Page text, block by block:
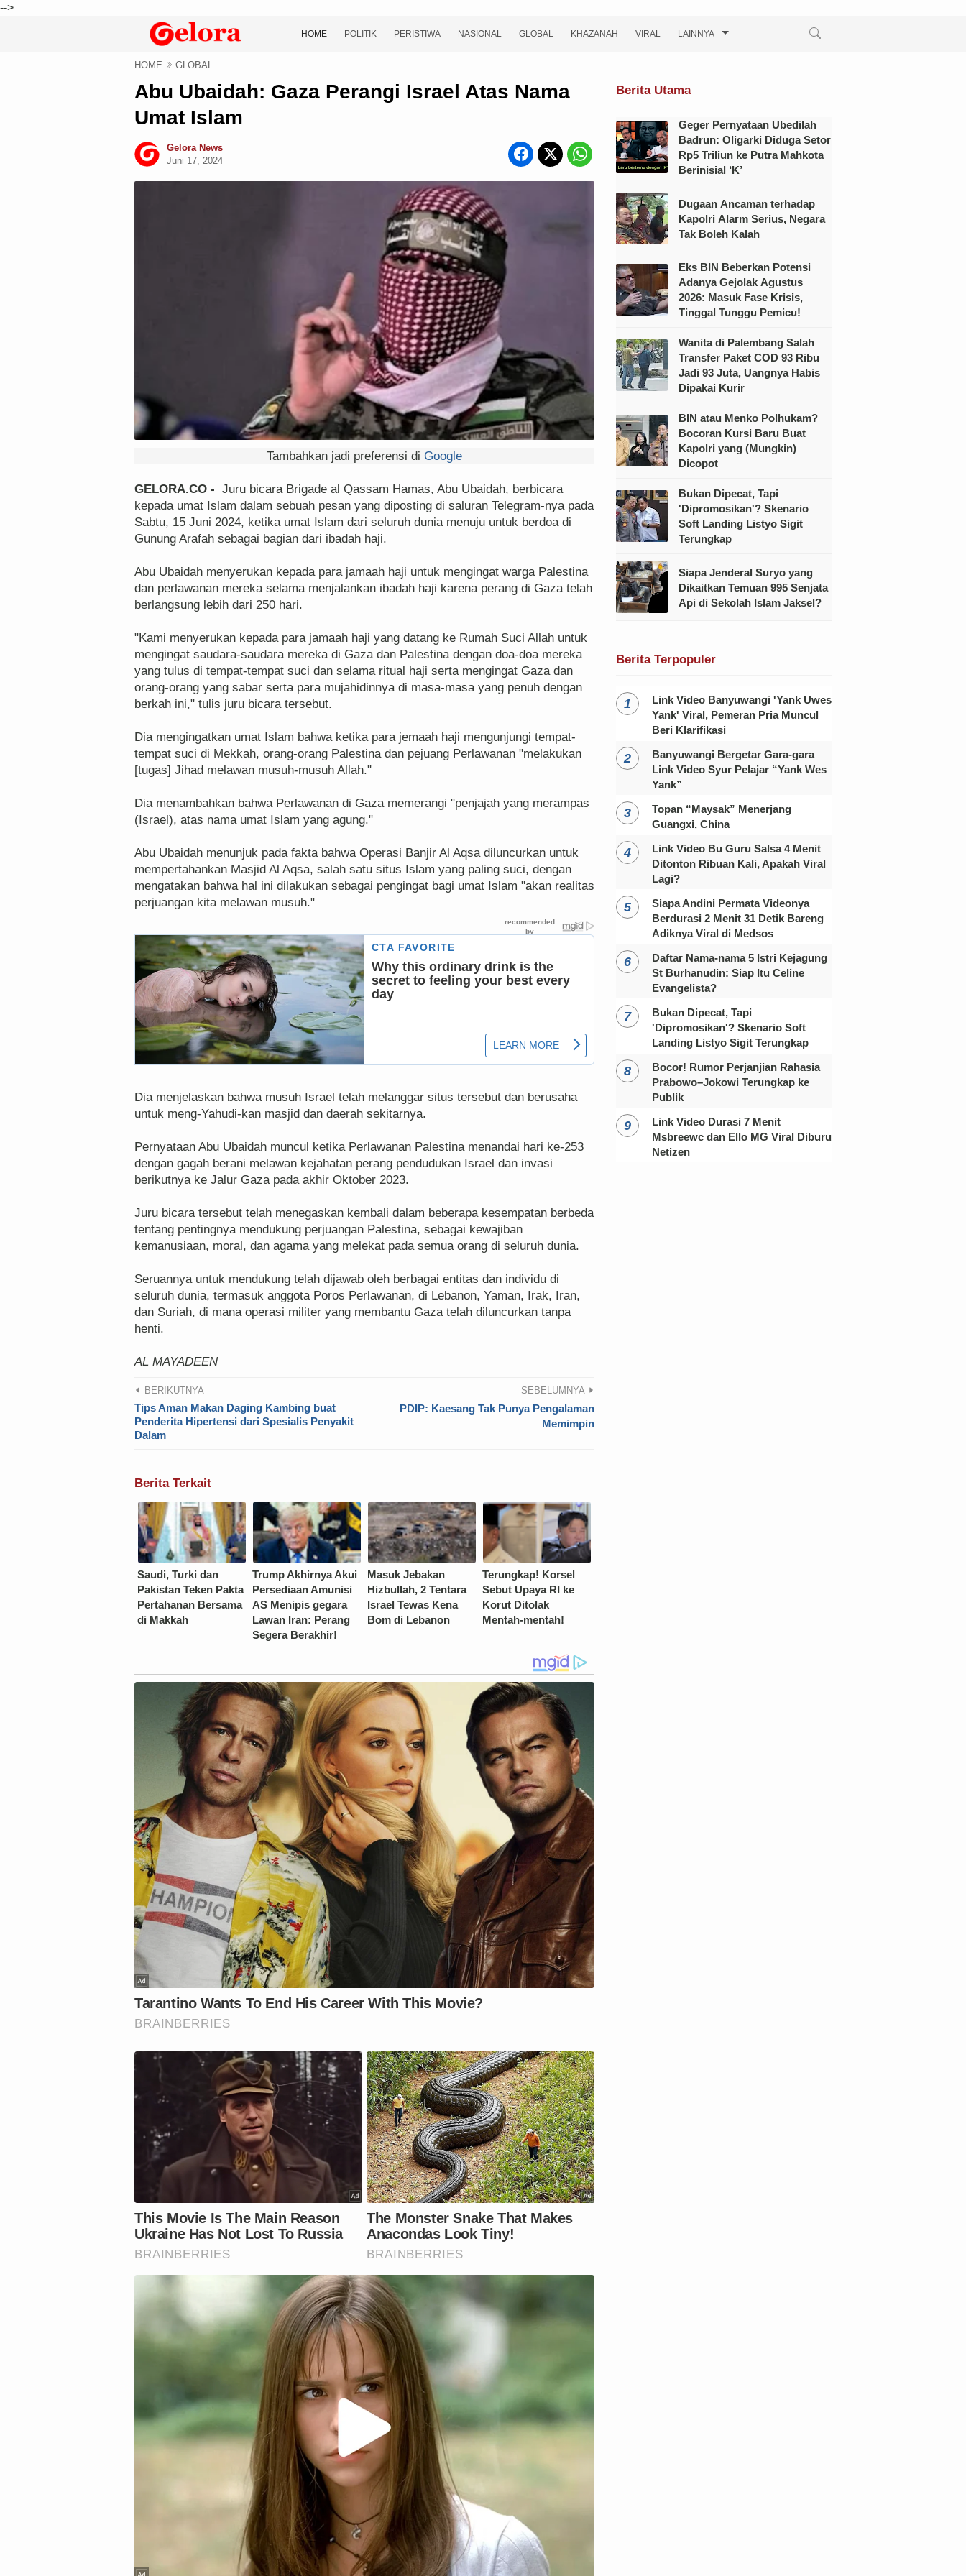
-->
HOME POLITIK PERISTIWA NASIONAL GLOBAL KHAZANAH VIRAL LAINNYA
HOME GLOBAL
Abu Ubaidah: Gaza Perangi Israel Atas Nama
Umat Islam
Gelora News
Juni 17, 2024
Tambahkan jadi preferensi di Google
GELORA.CO - Juru bicara Brigade al Qassam Hamas, Abu Ubaidah, berbicara
kepada umat Islam dalam sebuah pesan yang diposting di saluran Telegram-nya pada
Sabtu, 15 Juni 2024, ketika umat Islam dari seluruh dunia menuju untuk berdoa di
Gunung Arafah sebagai bagian dari ibadah haji.
Abu Ubaidah menyerukan kepada para jamaah haji untuk mengingat warga Palestina
dan perlawanan mereka selama menjalankan ibadah haji karena perang di Gaza telah
berlangsung lebih dari 250 hari.
"Kami menyerukan kepada para jamaah haji yang datang ke Rumah Suci Allah untuk
mengingat saudara-saudara mereka di Gaza dan Palestina dengan doa-doa mereka
yang tulus di tempat-tempat suci dan selama ritual haji serta mengingat Gaza dan
orang-orang yang sabar serta para mujahidinnya di masa-masa yang penuh dengan
berkah ini," tulis juru bicara tersebut.
Dia mengingatkan umat Islam bahwa ketika para jemaah haji mengunjungi tempat-
tempat suci di Mekkah, orang-orang Palestina dan pejuang Perlawanan "melakukan
[tugas] Jihad melawan musuh-musuh Allah."
Dia menambahkan bahwa Perlawanan di Gaza memerangi "penjajah yang merampas
(Israel), atas nama umat Islam yang agung."
Abu Ubaidah menunjuk pada fakta bahwa Operasi Banjir Al Aqsa diluncurkan untuk
mempertahankan Masjid Al Aqsa, salah satu situs Islam yang paling suci, dengan
mengatakan bahwa hal ini dilakukan sebagai pengingat bagi umat Islam "akan realitas
perjuangan kita melawan musuh."
Dia menjelaskan bahwa musuh Israel telah melanggar situs tersebut dan berusaha
untuk meng-Yahudi-kan masjid dan daerah sekitarnya.
Pernyataan Abu Ubaidah muncul ketika Perlawanan Palestina menandai hari ke-253
dengan gagah berani melawan kejahatan perang pendudukan Israel dan invasi
berikutnya ke Jalur Gaza pada akhir Oktober 2023.
Juru bicara tersebut telah menegaskan kembali dalam beberapa kesempatan berbeda
tentang pentingnya mendukung perjuangan Palestina, sebagai kewajiban
kemanusiaan, moral, dan agama yang melekat pada semua orang di seluruh dunia.
Seruannya untuk mendukung telah dijawab oleh berbagai entitas dan individu di
seluruh dunia, termasuk anggota Poros Perlawanan, di Lebanon, Yaman, Irak, Iran,
dan Suriah, di mana operasi militer yang membantu Gaza telah diluncurkan tanpa
henti.
AL MAYADEEN
BERIKUTNYA
Tips Aman Makan Daging Kambing buat
Penderita Hipertensi dari Spesialis Penyakit
Dalam
SEBELUMNYA
PDIP: Kaesang Tak Punya Pengalaman
Memimpin
Berita Terkait
Saudi, Turki dan
Pakistan Teken Pakta
Pertahanan Bersama
di Makkah
Trump Akhirnya Akui
Persediaan Amunisi
AS Menipis gegara
Lawan Iran: Perang
Segera Berakhir!
Masuk Jebakan
Hizbullah, 2 Tentara
Israel Tewas Kena
Bom di Lebanon
Terungkap! Korsel
Sebut Upaya RI ke
Korut Ditolak
Mentah-mentah!
Berita Utama
Geger Pernyataan Ubedilah
Badrun: Oligarki Diduga Setor
Rp5 Triliun ke Putra Mahkota
Berinisial ‘K’
Dugaan Ancaman terhadap
Kapolri Alarm Serius, Negara
Tak Boleh Kalah
Eks BIN Beberkan Potensi
Adanya Gejolak Agustus
2026: Masuk Fase Krisis,
Tinggal Tunggu Pemicu!
Wanita di Palembang Salah
Transfer Paket COD 93 Ribu
Jadi 93 Juta, Uangnya Habis
Dipakai Kurir
BIN atau Menko Polhukam?
Bocoran Kursi Baru Buat
Kapolri yang (Mungkin)
Dicopot
Bukan Dipecat, Tapi
'Dipromosikan'? Skenario
Soft Landing Listyo Sigit
Terungkap
Siapa Jenderal Suryo yang
Dikaitkan Temuan 995 Senjata
Api di Sekolah Islam Jaksel?
Berita Terpopuler
Link Video Banyuwangi 'Yank Uwes
Yank' Viral, Pemeran Pria Muncul
Beri Klarifikasi
Banyuwangi Bergetar Gara-gara
Link Video Syur Pelajar “Yank Wes
Yank”
Topan “Maysak” Menerjang
Guangxi, China
Link Video Bu Guru Salsa 4 Menit
Ditonton Ribuan Kali, Apakah Viral
Lagi?
Siapa Andini Permata Videonya
Berdurasi 2 Menit 31 Detik Bareng
Adiknya Viral di Medsos
Daftar Nama-nama 5 Istri Kejagung
St Burhanudin: Siap Itu Celine
Evangelista?
Bukan Dipecat, Tapi
'Dipromosikan'? Skenario Soft
Landing Listyo Sigit Terungkap
Bocor! Rumor Perjanjian Rahasia
Prabowo–Jokowi Terungkap ke
Publik
Link Video Durasi 7 Menit
Msbreewc dan Ello MG Viral Diburu
Netizen